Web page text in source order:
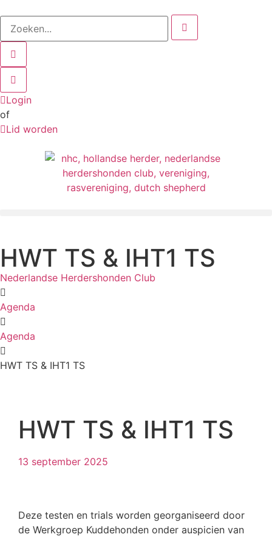
Login
of
Lid worden
HWT TS & IHT1 TS
Nederlandse Herdershonden Club
Agenda
Agenda
HWT TS & IHT1 TS
HWT TS & IHT1 TS
13 september 2025
Deze testen en trials worden georganiseerd door
de Werkgroep Kuddehonden onder auspicien van